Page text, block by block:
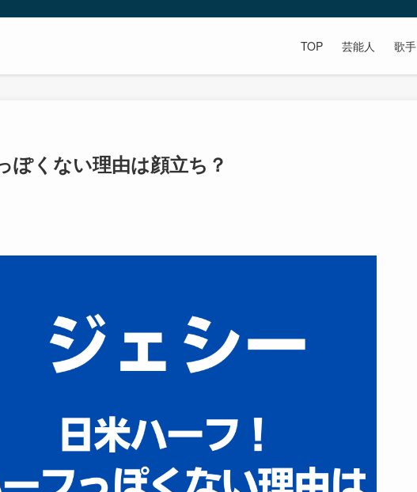
TOP 芸能人 歌手
ぽくない理由は顔立ち？